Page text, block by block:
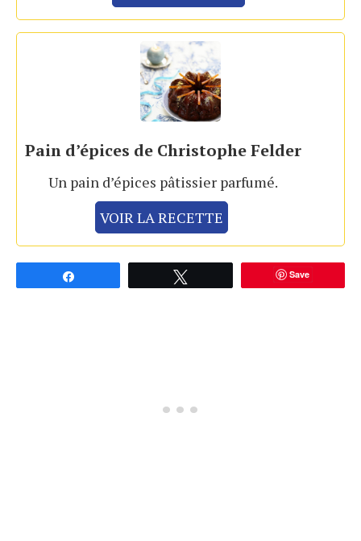
Pain d’épices de Christophe Felder
Un pain d’épices pâtissier parfumé.
VOIR LA RECETTE
Save